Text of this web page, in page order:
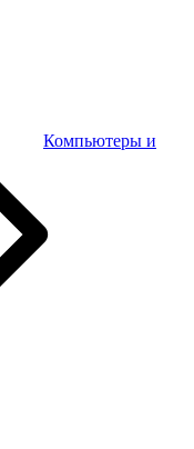
Компьютеры и